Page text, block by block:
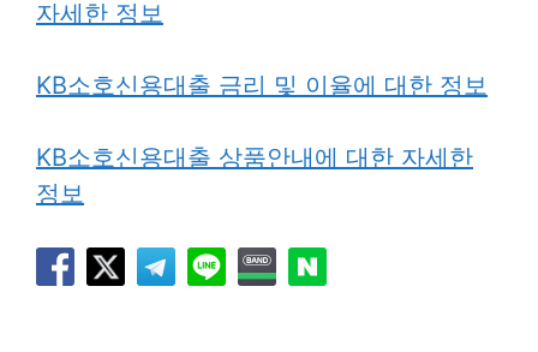
자세한 정보
KB소호신용대출 금리 및 이율에 대한 정보
KB소호신용대출 상품안내에 대한 자세한
정보